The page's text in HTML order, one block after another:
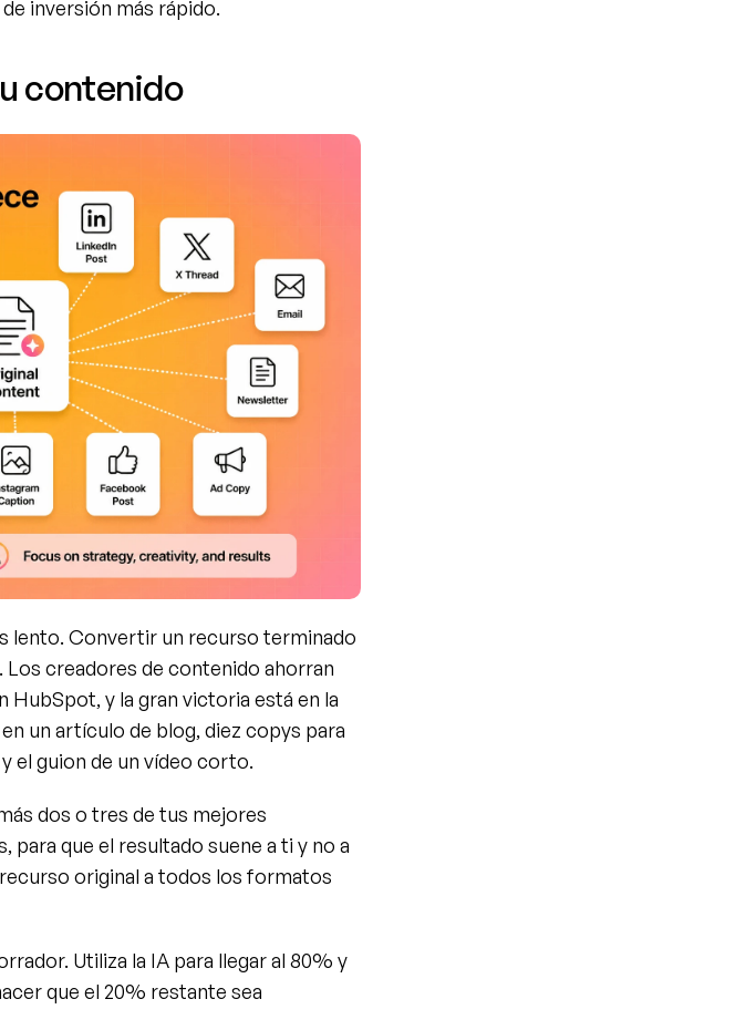
inversión más rápido.
contenido
lento. Convertir un recurso terminado
Los creadores de contenido ahorran
HubSpot, y la gran victoria está en la
un artículo de blog, diez copys para
el guion de un vídeo corto.
dos o tres de tus mejores
que el resultado suene a ti y no a
original a todos los formatos
Utiliza la IA para llegar al 80% y
que el 20% restante sea